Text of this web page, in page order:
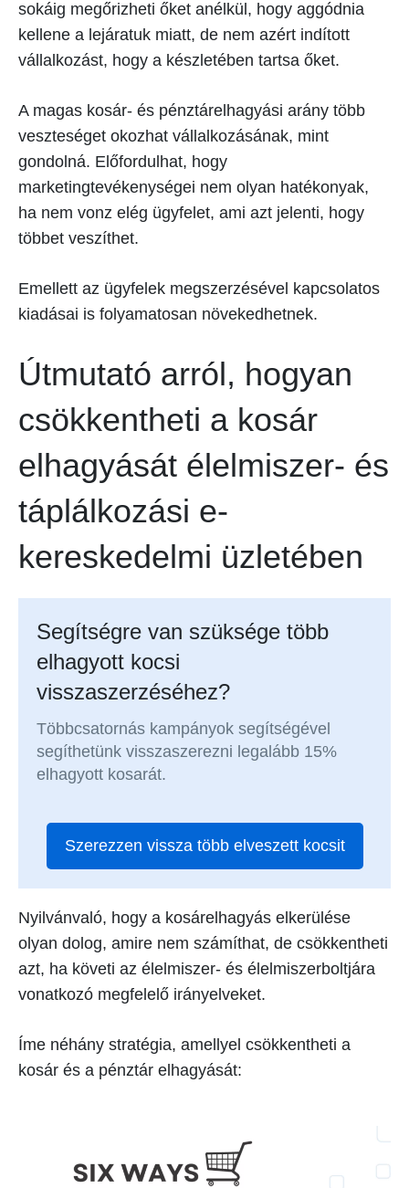
sokáig megőrizheti őket anélkül, hogy aggódnia
kellene a lejáratuk miatt, de nem azért indított
vállalkozást, hogy a készletében tartsa őket.
A magas kosár- és pénztárelhagyási arány több
veszteséget okozhat vállalkozásának, mint
gondolná. Előfordulhat, hogy
marketingtevékenységei nem olyan hatékonyak,
ha nem vonz elég ügyfelet, ami azt jelenti, hogy
többet veszíthet.
Emellett az ügyfelek megszerzésével kapcsolatos
kiadásai is folyamatosan növekedhetnek.
Útmutató arról, hogyan
csökkentheti a kosár
elhagyását élelmiszer- és
táplálkozási e-
kereskedelmi üzletében
Segítségre van szüksége több
elhagyott kocsi
visszaszerzéséhez?
Többcsatornás kampányok segítségével
segíthetünk visszaszerezni legalább 15%
elhagyott kosarát.
Szerezzen vissza több elveszett kocsit
Nyilvánvaló, hogy a kosárelhagyás elkerülése
olyan dolog, amire nem számíthat, de csökkentheti
azt, ha követi az élelmiszer- és élelmiszerboltjára
vonatkozó megfelelő irányelveket.
Íme néhány stratégia, amellyel csökkentheti a
kosár és a pénztár elhagyását: